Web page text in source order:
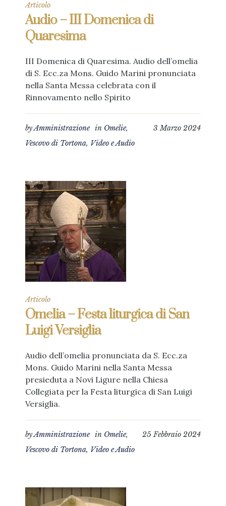
Articolo
Audio – III Domenica di
Quaresima
III Domenica di Quaresima. Audio dell’omelia
di S. Ecc.za Mons. Guido Marini pronunciata
nella Santa Messa celebrata con il
Rinnovamento nello Spirito
3 Marzo 2024
byAmministrazione in Omelie,
Vescovo di Tortona, Video e Audio
Articolo
Omelia – Festa liturgica di San
Luigi Versiglia
Audio dell’omelia pronunciata da S. Ecc.za
Mons. Guido Marini nella Santa Messa
presieduta a Novi Ligure nella Chiesa
Collegiata per la Festa liturgica di San Luigi
Versiglia.
25 Febbraio 2024
byAmministrazione in Omelie,
Vescovo di Tortona, Video e Audio